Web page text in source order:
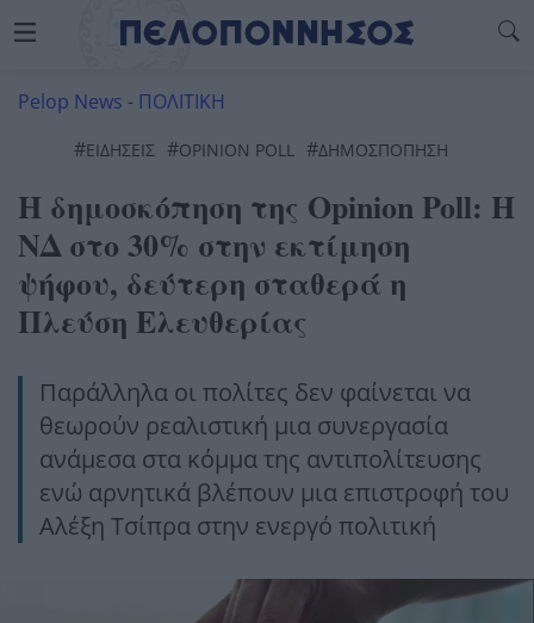
Pelop News - ΠΟΛΙΤΙΚΗ
#ΕΙΔΗΣΕΙΣ #OPINION POLL #ΔΗΜΟΣΠΟΠΗΣΗ
Η δημοσκόπηση της Opinion Poll: Η
ΝΔ στο 30% στην εκτίμηση
ψήφου, δεύτερη σταθερά η
Πλεύση Ελευθερίας
Παράλληλα οι πολίτες δεν φαίνεται να
θεωρούν ρεαλιστική μια συνεργασία
ανάμεσα στα κόμμα της αντιπολίτευσης
ενώ αρνητικά βλέπουν μια επιστροφή του
Αλέξη Τσίπρα στην ενεργό πολιτική